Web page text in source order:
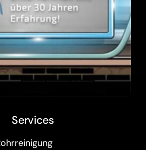
Services